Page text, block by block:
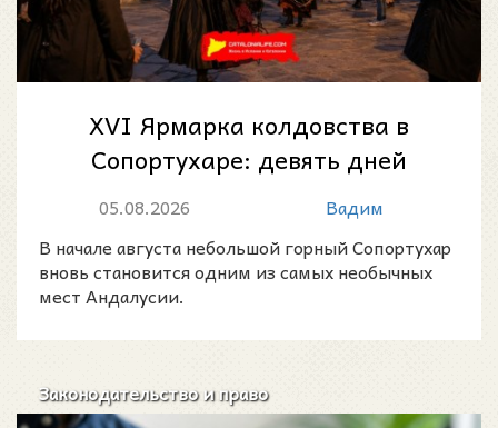
XVI Ярмарка колдовства в
Сопортухаре: девять дней
магии, легенд и народных
традиций
05.08.2026
Вадим
В начале августа небольшой горный Сопортухар
вновь становится одним из самых необычных
мест Андалусии.
Законодательство и право